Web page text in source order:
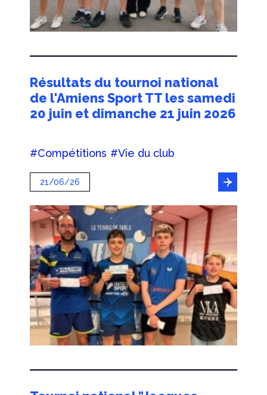
Résultats du tournoi national
de l'Amiens Sport TT les samedi
20 juin et dimanche 21 juin 2026
#Compétitions #Vie du club
21/06/26